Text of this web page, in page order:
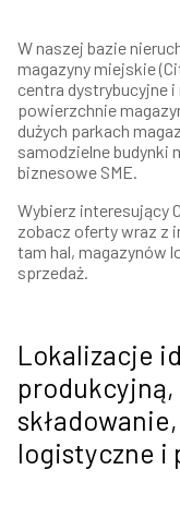
W naszej bazie
magazyny miejskie
centra dystrybucyjne
powierzchnie
dużych parkach
samodzielne budynki
biznesowe SME.
Wybierz interesujący
zobacz oferty wraz z
tam hal, magazynów
sprzedaż.
Lokalizacje
logistyczne i